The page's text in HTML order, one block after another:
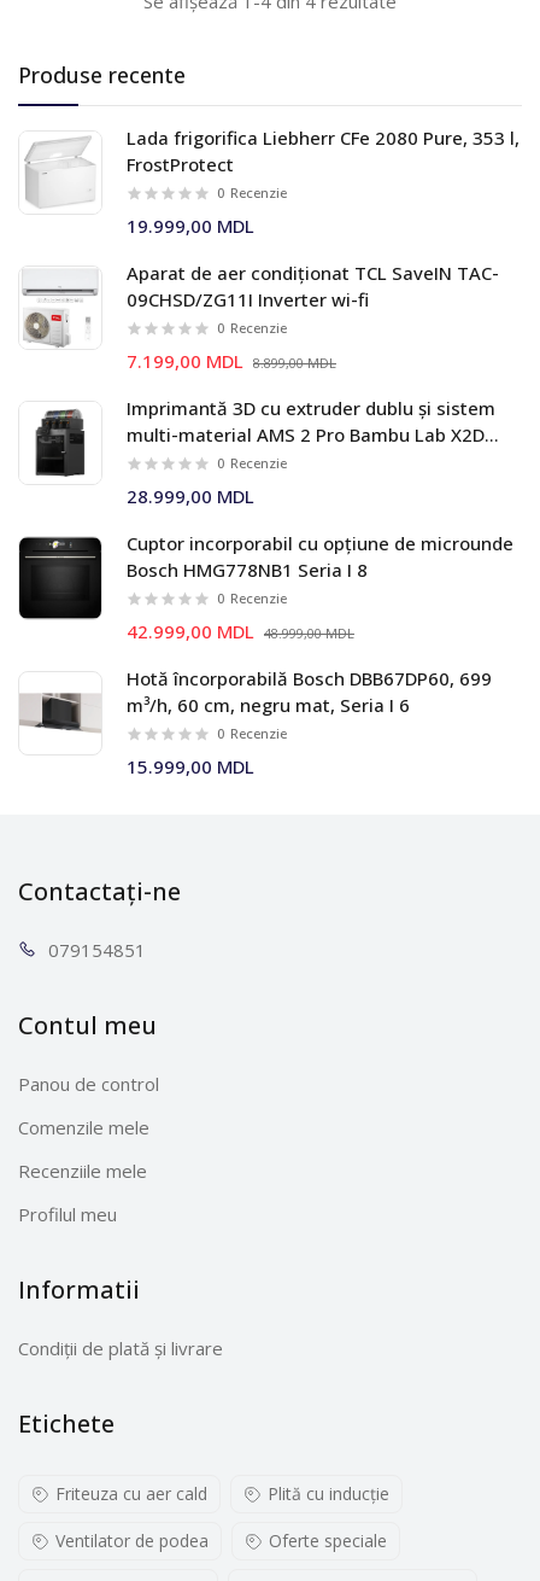
Produse recente
Lada frigorifica Liebherr CFe 2080 Pure, 353 l,
FrostProtect
0 Recenzie
19.999,00 MDL
Aparat de aer condiționat TCL SaveIN TAC-
09CHSD/ZG11I Inverter wi-fi
0 Recenzie
7.199,00 MDL 8.899,00 MDL
Imprimantă 3D cu extruder dublu și sistem
multi-material AMS 2 Pro Bambu Lab X2D
Combo
0 Recenzie
28.999,00 MDL
Cuptor incorporabil cu opțiune de microunde
Bosch HMG778NB1 Seria I 8
0 Recenzie
42.999,00 MDL 48.999,00 MDL
Hotă încorporabilă Bosch DBB67DP60, 699
m³/h, 60 cm, negru mat, Seria I 6
0 Recenzie
15.999,00 MDL
Contactați-ne
0791 54851
Contul meu
Panou de control
Comenzile mele
Recenziile mele
Profilul meu
Informatii
Condiții de plată și livrare
Etichete
Friteuza cu aer cald Plită cu inducţie
Ventilator de podea Oferte speciale